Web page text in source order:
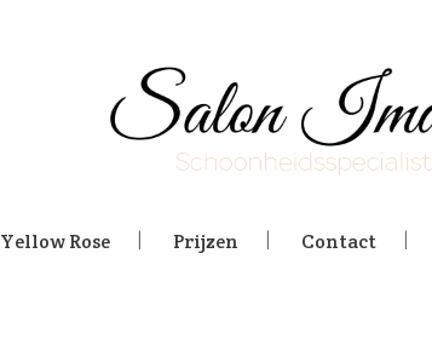
Yellow Rose Prijzen Contact